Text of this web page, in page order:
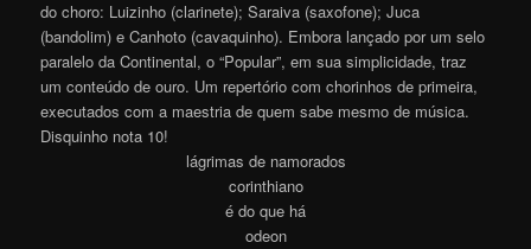
do choro: Luizinho (clarinete); Saraiva (saxofone); Juca
(bandolim) e Canhoto (cavaquinho). Embora lançado por um selo
paralelo da Continental, o “Popular”, em sua simplicidade, traz
um conteúdo de ouro. Um repertório com chorinhos de primeira,
executados com a maestria de quem sabe mesmo de música.
Disquinho nota 10!
lágrimas de namorados
corinthiano
é do que há
odeon